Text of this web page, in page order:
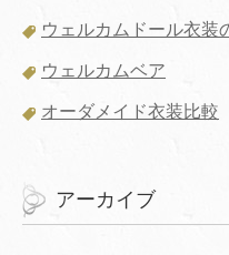
ウェルカムドール衣装
ウェルカムベア
オーダメイド衣装比較
アーカイブ